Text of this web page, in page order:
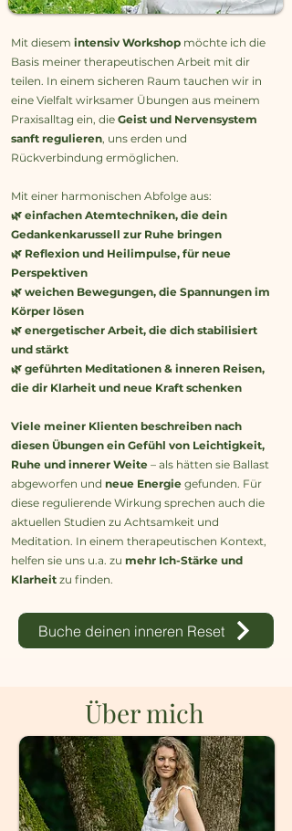
Mit diesem intensiv Workshop möchte ich die
Basis meiner therapeutischen Arbeit mit dir
teilen. In einem sicheren Raum tauchen wir in
eine Vielfalt wirksamer Übungen aus meinem
Praxisalltag ein, die Geist und Nervensystem
sanft regulieren, uns erden und
Rückverbindung ermöglichen.
Mit einer harmonischen Abfolge aus:
🌿 einfachen Atemtechniken, die dein
Gedankenkarussell zur Ruhe bringen
🌿 Reflexion und Heilimpulse, für neue
Perspektiven
🌿 weichen Bewegungen, die Spannungen im
Körper lösen
🌿 energetischer Arbeit, die dich stabilisiert
und stärkt
🌿 geführten Meditationen & inneren Reisen,
die dir Klarheit und neue Kraft schenken
Viele meiner Klienten beschreiben nach
diesen Übungen ein Gefühl von Leichtigkeit,
Ruhe und innerer Weite – als hätten sie Ballast
abgeworfen und neue Energie gefunden. Für
diese regulierende Wirkung sprechen auch die
aktuellen Studien zu Achtsamkeit und
Meditation. In einem therapeutischen Kontext,
helfen sie uns u.a. zu mehr Ich-Stärke und
Klarheit zu finden.
Buche deinen inneren Reset
Über mich